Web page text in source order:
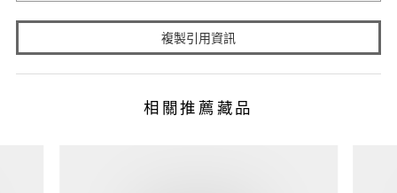
複製引用資訊
相關推薦藏品